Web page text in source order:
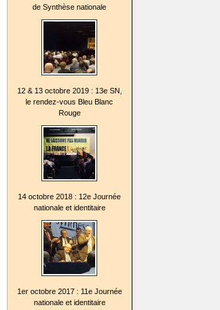
de Synthèse nationale
12 & 13 octobre 2019 : 13e SN,
le rendez-vous Bleu Blanc
Rouge
14 octobre 2018 : 12e Journée
nationale et identitaire
1er octobre 2017 : 11e Journée
nationale et identitaire